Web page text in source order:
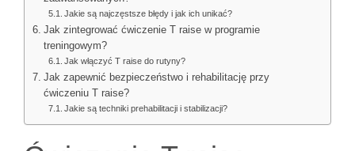
Jakie są najczęstsze błędy i jak ich unikać?
Jak zintegrować ćwiczenie T raise w programie
treningowym?
Jak włączyć T raise do rutyny?
Jak zapewnić bezpieczeństwo i rehabilitację przy
ćwiczeniu T raise?
Jakie są techniki prehabilitacji i stabilizacji?